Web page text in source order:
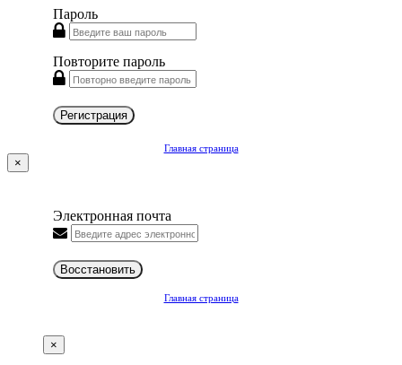
Пароль
Повторите пароль
Регистрация
Главная страница
×
Электронная почта
Восстановить
Главная страница
×